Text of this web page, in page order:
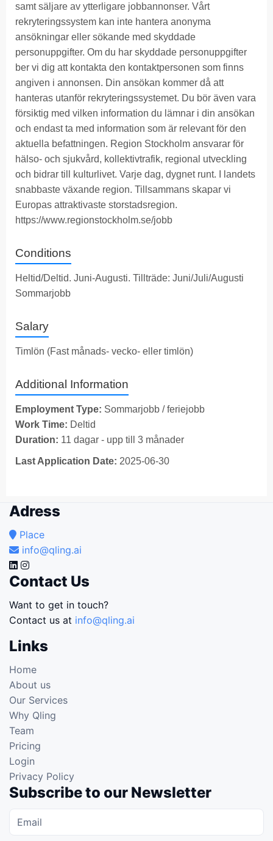
samt säljare av ytterligare jobbannonser. Vårt
rekryteringssystem kan inte hantera anonyma
ansökningar eller sökande med skyddade
personuppgifter. Om du har skyddade personuppgifter
ber vi dig att kontakta den kontaktpersonen som finns
angiven i annonsen. Din ansökan kommer då att
hanteras utanför rekryteringssystemet. Du bör även vara
försiktig med vilken information du lämnar i din ansökan
och endast ta med information som är relevant för den
aktuella befattningen. Region Stockholm ansvarar för
hälso- och sjukvård, kollektivtrafik, regional utveckling
och bidrar till kulturlivet. Varje dag, dygnet runt. I landets
snabbaste växande region. Tillsammans skapar vi
Europas attraktivaste storstadsregion.
https://www.regionstockholm.se/jobb
Conditions
Heltid/Deltid. Juni-Augusti. Tillträde: Juni/Juli/Augusti
Sommarjobb
Salary
Timlön (Fast månads- vecko- eller timlön)
Additional Information
Employment Type: Sommarjobb / feriejobb
Work Time: Deltid
Duration: 11 dagar - upp till 3 månader
Last Application Date: 2025-06-30
Adress
Place
info@qling.ai
Contact Us
Want to get in touch?
Contact us at info@qling.ai
Links
Home
About us
Our Services
Why Qling
Team
Pricing
Login
Privacy Policy
Subscribe to our Newsletter